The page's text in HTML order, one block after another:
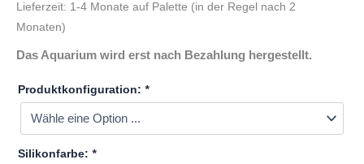
Lieferzeit: 1-4 Monate auf Palette (in der Regel nach 2
Monaten)
Das Aquarium wird erst nach Bezahlung hergestellt.
Produktkonfiguration: *
Silikonfarbe: *